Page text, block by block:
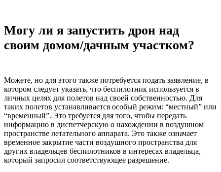
Могу ли я запустить дрон над
своим домом/дачным участком?
Можете, но для этого также потребуется подать заявление, в
котором следует указать, что беспилотник используется в
личных целях для полетов над своей собственностью. Для
таких полетов устанавливается особый режим: “местный” или
“временный”. Это требуется для того, чтобы передать
информацию в диспетчерскую о нахождении в воздушном
пространстве летательного аппарата. Это также означает
временное закрытие части воздушного пространства для
других владельцев беспилотников в интересах владельца,
который запросил соответствующее разрешение.